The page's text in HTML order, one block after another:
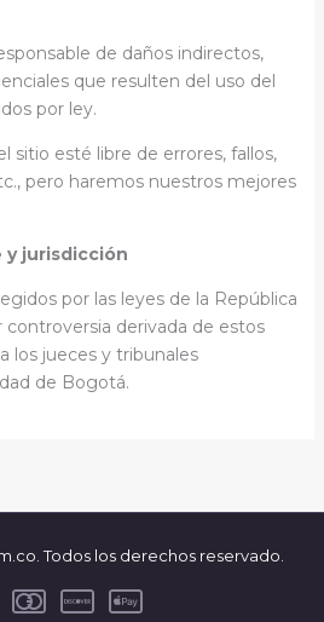
de daños indirectos,
que resulten del uso del
por ley.
sitio esté libre de errores, fallos,
pero haremos nuestros mejores
y jurisdicción
por las leyes de la República
controversia derivada de estos
los jueces y tribunales
de Bogotá.
Todos los derechos reservado.